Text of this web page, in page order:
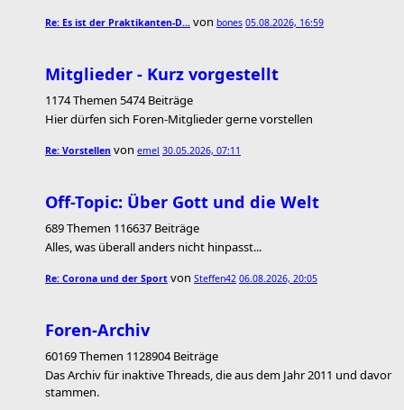
Re: Es ist der Praktikanten-D… von bones 05.08.2026, 16:59
Mitglieder - Kurz vorgestellt
1174 Themen 5474 Beiträge
Hier dürfen sich Foren-Mitglieder gerne vorstellen
Re: Vorstellen von emel 30.05.2026, 07:11
Off-Topic: Über Gott und die Welt
689 Themen 116637 Beiträge
Alles, was überall anders nicht hinpasst...
Re: Corona und der Sport von Steffen42 06.08.2026, 20:05
Foren-Archiv
60169 Themen 1128904 Beiträge
Das Archiv für inaktive Threads, die aus dem Jahr 2011 und davor
stammen.